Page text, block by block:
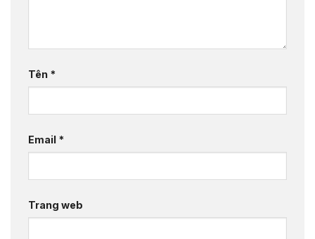
Tên *
Email *
Trang web